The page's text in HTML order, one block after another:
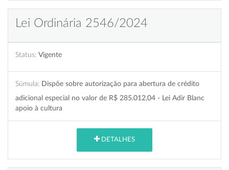
Lei Ordinária 2546/2024
Status: Vigente
Súmula: Dispõe sobre autorização para abertura de crédito
adicional especial no valor de R$ 285.012,04 - Lei Adir Blanc
apoio à cultura
DETALHES